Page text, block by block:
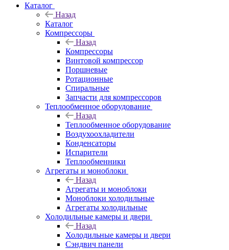
Каталог
Назад
Каталог
Компрессоры
Назад
Компрессоры
Винтовой компрессор
Поршневые
Ротационные
Спиральные
Запчасти для компрессоров
Теплообменное оборудование
Назад
Теплообменное оборудование
Воздухоохладители
Конденсаторы
Испарители
Теплообменники
Агрегаты и моноблоки
Назад
Агрегаты и моноблоки
Моноблоки холодильные
Агрегаты холодильные
Холодильные камеры и двери
Назад
Холодильные камеры и двери
Сэндвич панели